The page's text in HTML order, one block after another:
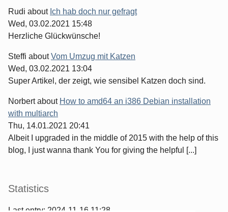
Rudi about Ich hab doch nur gefragt
Wed, 03.02.2021 15:48
Herzliche Glückwünsche!
Steffi aboutVom Umzug mit Katzen
Wed, 03.02.2021 13:04
Super Artikel, der zeigt, wie sensibel Katzen doch sind.
Norbertabout How to amd64 an i386 Debian installation
with multiarch
Thu, 14.01.2021 20:41
Albeit I upgraded in the middle of 2015 with the help of this
blog, I just wanna thank You for giving the helpful [...]
Statistics
Last entry: 2024-11-16 11:28